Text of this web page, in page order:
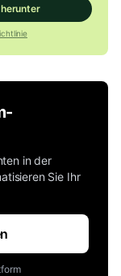
in der
Sie Ihr